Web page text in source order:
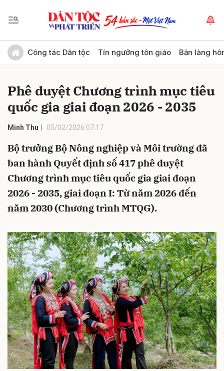
Công tác Dân tộc Tín ngưỡng tôn giáo Bản làng
Phê duyệt Chương trình mục tiêu
quốc gia giai đoạn 2026 - 2035
Minh Thu 05/02/2026 07:17
Bộ trưởng Bộ Nông nghiệp và Môi trường đã
ban hành Quyết định số 417 phê duyệt
Chương trình mục tiêu quốc gia giai đoạn
2026 - 2035, giai đoạn I: Từ năm 2026 đến
năm 2030 (Chương trình MTQG).
Gửi bình luận
Hủy Gửi